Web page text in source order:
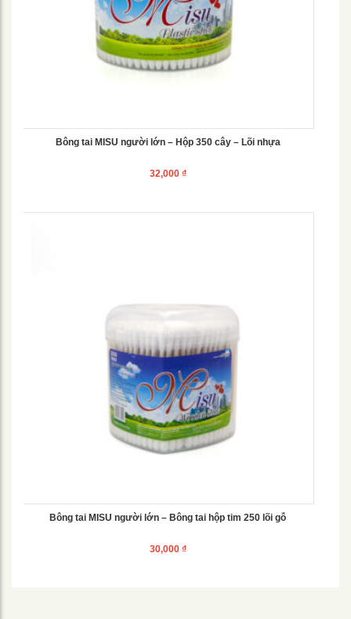
Bông tai MISU người lớn – Hộp 350 cây – Lõi nhựa
32,000 ₫
Bông tai MISU người lớn – Bông tai hộp tim 250 lõi gỗ
30,000 ₫